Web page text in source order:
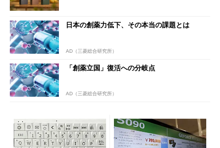
日本の創薬力低下、その本当の課題とは
AD（三菱総合研究所）
「創薬立国」復活への分岐点
AD（三菱総合研究所）